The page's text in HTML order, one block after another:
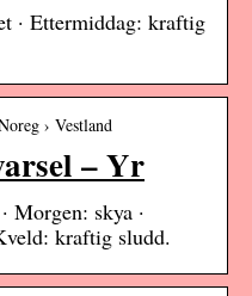
· Ettermiddag: kraftig
› Vestland
– Yr
Morgen: skya ·
kraftig sludd.